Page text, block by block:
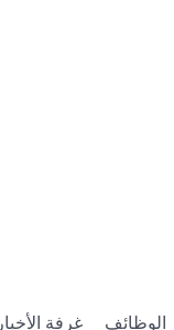
الوظائف غرفة الأخبار